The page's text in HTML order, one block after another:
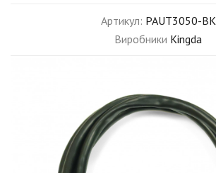
Артикул: PAUT3050-BK
Виробники Kingda